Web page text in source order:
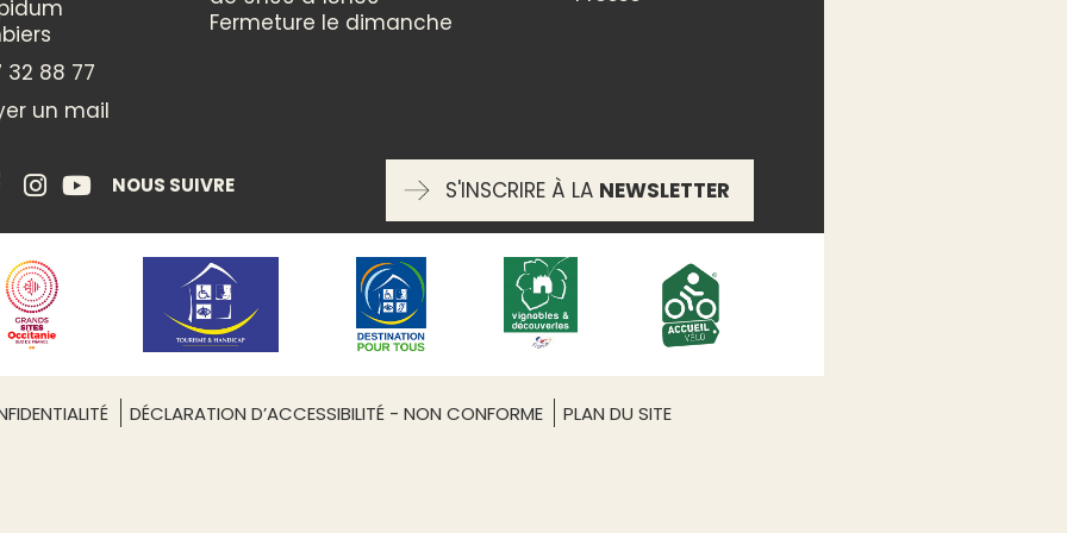
oui
Parking
Restaurant
Salle de réunion équipée
SERVICES
Boutique
88 77
un mail
Fermeture le dimanche
NOUS SUIVRE S'INSCRIRE À LA NEWSLETTER
DÉCLARATION D’ACCESSIBILITÉ - NON CONFORME PLAN DU SITE